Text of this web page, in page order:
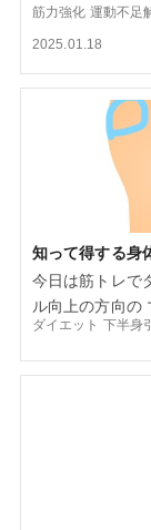
筋力強化 運動不足
2025.01.18
知って得する身
今日は筋トレで
ル向上の方向の
ダイエット 下半身